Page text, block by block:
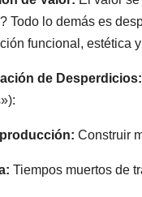
Todo lo demás es
funcional, estética
de Desperdicios:
Construir
Tiempos muertos de